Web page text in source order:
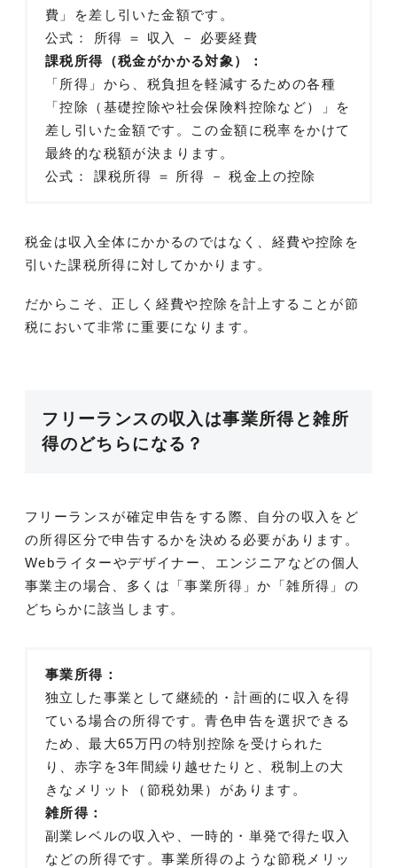
費」を差し引いた金額です。
公式： 所得 ＝ 収入 － 必要経費
課税所得（税金がかかる対象）：
「所得」から、税負担を軽減するための各種
「控除（基礎控除や社会保険料控除など）」を
差し引いた金額です。この金額に税率をかけて
最終的な税額が決まります。
公式： 課税所得 ＝ 所得 － 税金上の控除
税金は収入全体にかかるのではなく、経費や控除を
引いた課税所得に対してかかります。
だからこそ、正しく経費や控除を計上することが節
税において非常に重要になります。
フリーランスの収入は事業所得と雑所
得のどちらになる？
フリーランスが確定申告をする際、自分の収入をど
の所得区分で申告するかを決める必要があります。
Webライターやデザイナー、エンジニアなどの個人
事業主の場合、多くは「事業所得」か「雑所得」の
どちらかに該当します。
事業所得：
独立した事業として継続的・計画的に収入を得
ている場合の所得です。青色申告を選択できる
ため、最大65万円の特別控除を受けられた
り、赤字を3年間繰り越せたりと、税制上の大
きなメリット（節税効果）があります。
雑所得：
副業レベルの収入や、一時的・単発で得た収入
などの所得です。事業所得のような節税メリッ